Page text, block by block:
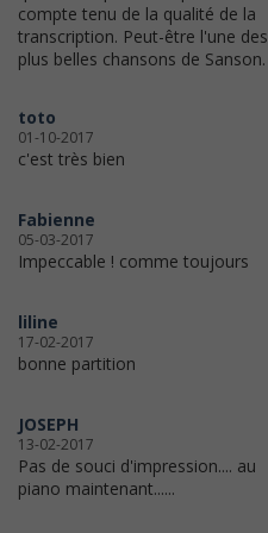
compte tenu de la qualité de la
transcription. Peut-être l'une des
plus belles chansons de Sanson.
toto
01-10-2017
c'est très bien
Fabienne
05-03-2017
Impeccable ! comme toujours
liline
17-02-2017
bonne partition
JOSEPH
13-02-2017
Pas de souci d'impression.... au
piano maintenant......